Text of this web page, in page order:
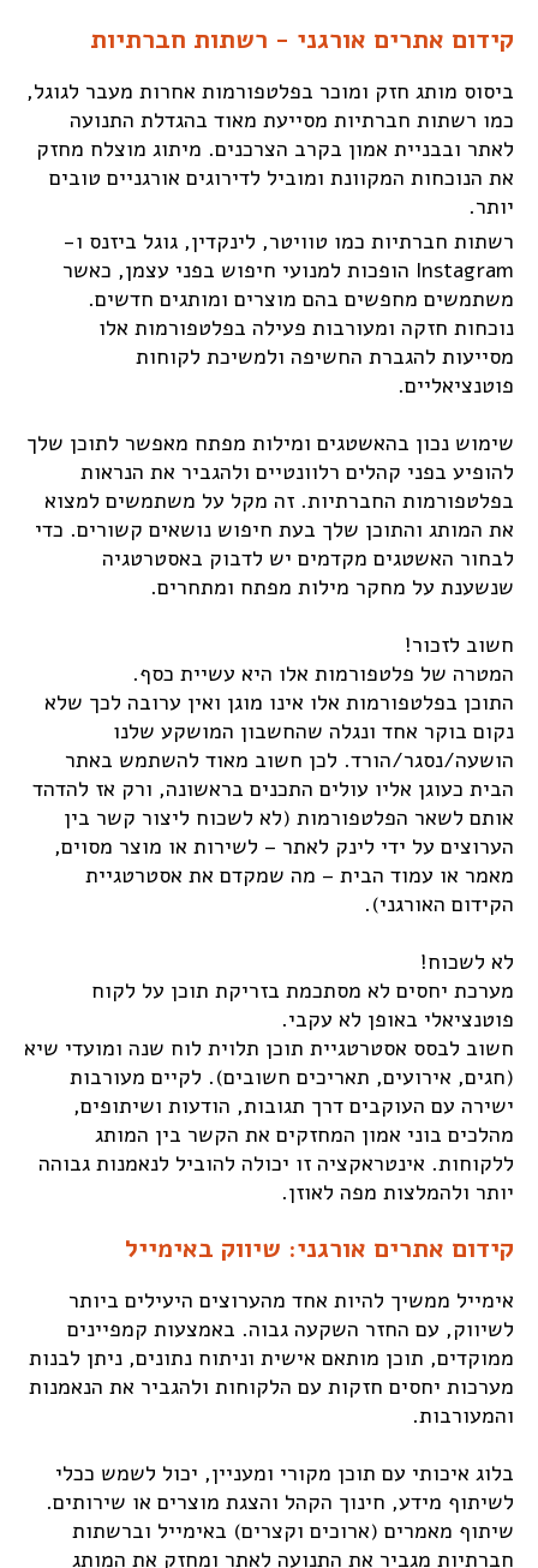
קידום אתרים אורגני - רשתות חברתיות
ביסוס מותג חזק ומוכר בפלטפורמות אחרות מעבר לגוגל,
כמו רשתות חברתיות מסייעת מאוד בהגדלת התנועה
לאתר ובבניית אמון בקרב הצרכנים. מיתוג מוצלח מחזק
את הנוכחות המקוונת ומוביל לדירוגים אורגניים טובים
יותר.
רשתות חברתיות כמו טוויטר, לינקדין, גוגל ביזנס ו-
Instagram הופכות למנועי חיפוש בפני עצמן, כאשר
משתמשים מחפשים בהם מוצרים ומותגים חדשים.
נוכחות חזקה ומעורבות פעילה בפלטפורמות אלו
מסייעות להגברת החשיפה ולמשיכת לקוחות
פוטנציאליים.
שימוש נכון בהאשטגים ומילות מפתח מאפשר לתוכן שלך
להופיע בפני קהלים רלוונטיים ולהגביר את הנראות
בפלטפורמות החברתיות. זה מקל על משתמשים למצוא
את המותג והתוכן שלך בעת חיפוש נושאים קשורים. כדי
לבחור האשטגים מקדמים יש לדבוק באסטרטגיה
שנשענת על מחקר מילות מפתח ומתחרים.
חשוב לזכור!
המטרה של פלטפורמות אלו היא עשיית כסף.
התוכן בפלטפורמות אלו אינו מוגן ואין ערובה לכך שלא
נקום בוקר אחד ונגלה שהחשבון המושקע שלנו
הושעה/נסגר/הורד. לכן חשוב מאוד להשתמש באתר
הבית כעוגן אליו עולים התכנים בראשונה, ורק אז להדהד
אותם לשאר הפלטפורמות (לא לשכוח ליצור קשר בין
הערוצים על ידי לינק לאתר – לשירות או מוצר מסוים,
מאמר או עמוד הבית – מה שמקדם את אסטרטגיית
הקידום האורגני).
לא לשכוח!
מערכת יחסים לא מסתכמת בזריקת תוכן על לקוח
פוטנציאלי באופן לא עקבי.
חשוב לבסס אסטרטגיית תוכן תלוית לוח שנה ומועדי שיא
(חגים, אירועים, תאריכים חשובים). לקיים מעורבות
ישירה עם העוקבים דרך תגובות, הודעות ושיתופים,
מהלכים בוני אמון המחזקים את הקשר בין המותג
ללקוחות. אינטראקציה זו יכולה להוביל לנאמנות גבוהה
יותר ולהמלצות מפה לאוזן.
קידום אתרים אורגני: שיווק באימייל
אימייל ממשיך להיות אחד מהערוצים היעילים ביותר
לשיווק, עם החזר השקעה גבוה. באמצעות קמפיינים
ממוקדים, תוכן מותאם אישית וניתוח נתונים, ניתן לבנות
מערכות יחסים חזקות עם הלקוחות ולהגביר את הנאמנות
והמעורבות.
בלוג איכותי עם תוכן מקורי ומעניין, יכול לשמש ככלי
לשיתוף מידע, חינוך הקהל והצגת מוצרים או שירותים.
שיתוף מאמרים (ארוכים וקצרים) באימייל וברשתות
חברתיות מגביר את התנועה לאתר ומחזק את המותג